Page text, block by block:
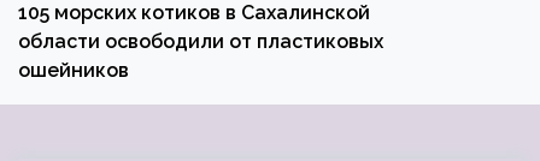
105 морских котиков в Сахалинской
области освободили от пластиковых
ошейников